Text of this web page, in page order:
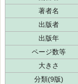
著者名
出版者
出版年
ページ数等
大きさ
分類(9版)